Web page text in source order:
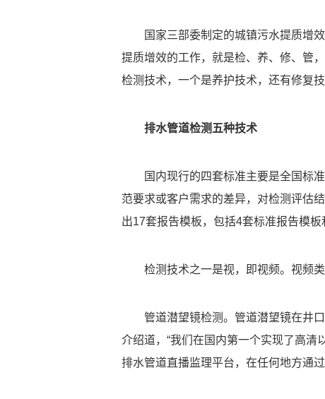
国家三部委制定的城镇污水提质增
提质增效的工作，就是检、养、修、管
检测技术，一个是养护技术，还有修复
排水管道检测五种技术
国内现行的四套标准主要是全国标
范要求或客户需求的差异，对检测评估
出17套报告模板，包括4套标准报告模
检测技术之一是视，即视频。视频
管道潜望镜检测。管道潜望镜在井
介绍道，“我们在国内第一个实现了高清
排水管道直播监理平台，在任何地方通